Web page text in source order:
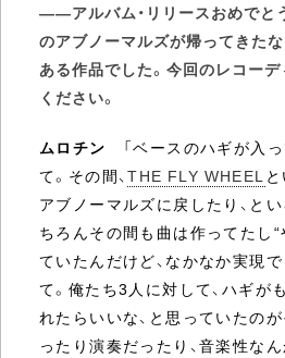
――アルバム・リリースおめでと
のアブノーマルズが帰ってきた
ある作品でした。今回のレコー
ください。
ムロチン 「ベースのハギが入
て。その間、THE FLY WHEEL
アブノーマルズに戻したり、と
ちろんその間も曲は作ってたし
ていたんだけど、なかなか実現
て。俺たち3人に対して、ハギが
れたらいいな、と思っていたの
ったり演奏だったり、音楽性な